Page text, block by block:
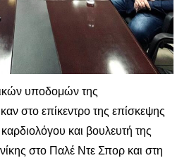
υποδομών της
στο επίκεντρο της επίσκεψης
και βουλευτή της
στο Παλέ Ντε Σπορ και στη